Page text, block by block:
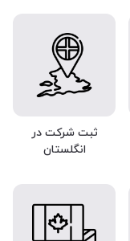
ثبت شرکت در
انگلستان